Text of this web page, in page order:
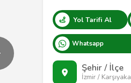
Yol Tarifi Al
Whatsapp
Şehir / İlçe
İzmir / Karşıyaka